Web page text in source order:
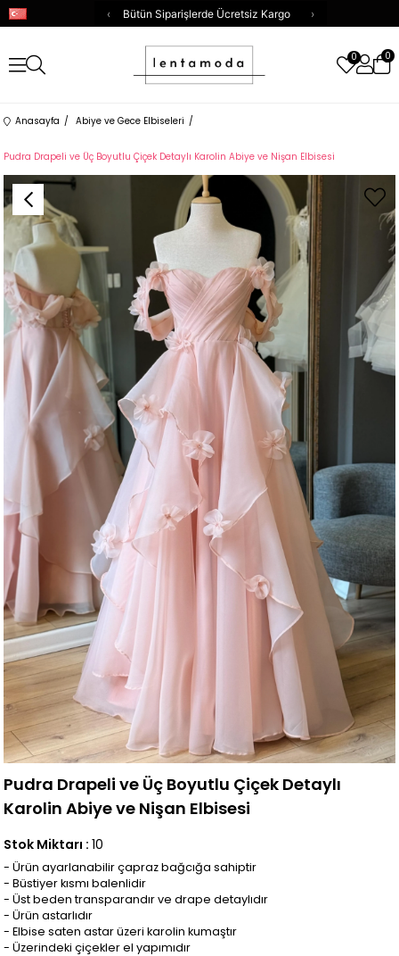
‹ Bütün Siparişlerde Ücretsiz Kargo ›
0 0
Anasayfa Abiye ve Gece Elbiseleri
Pudra Drapeli ve Üç Boyutlu Çiçek Detaylı Karolin Abiye ve Nişan Elbisesi
Pudra Drapeli ve Üç Boyutlu Çiçek Detaylı
Karolin Abiye ve Nişan Elbisesi
Stok Miktarı : 10
- Ürün ayarlanabilir çapraz bağcığa sahiptir
- Büstiyer kısmı balenlidir
- Üst beden transparandır ve drape detaylıdır
- Ürün astarlıdır
- Elbise saten astar üzeri karolin kumaştır
- Üzerindeki çiçekler el yapımıdır